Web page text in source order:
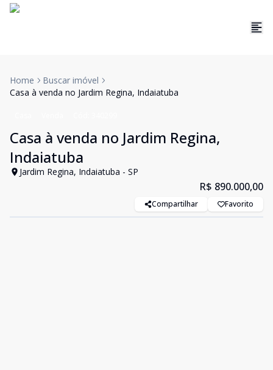
Home
Buscar imóvel
Casa à venda no Jardim Regina, Indaiatuba
Casa à venda no Jardim Regina,
Indaiatuba
Jardim Regina, Indaiatuba - SP
R$ 890.000,00
Compartilhar Favorito